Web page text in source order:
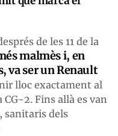
de les 11 de la
malmès i, en
va ser un Renault
lloc exactament al
2. Fins allà es van
sanitaris dels